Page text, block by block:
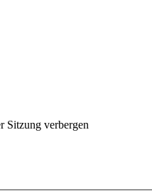
Sitzung verbergen